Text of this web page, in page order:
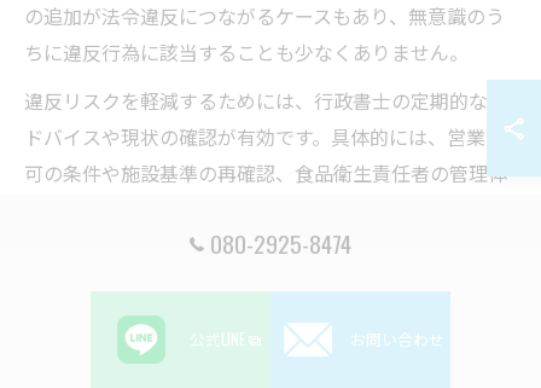
の追加が法令違反につながるケースもあり、無意識のう
ちに違反行為に該当することも少なくありません。
違反リスクを軽減するためには、行政書士の定期的なア
ドバイスや現状の確認が有効です。具体的には、営業許
可の条件や施設基準の再確認、食品衛生責任者の管理体
取ります。行政書士と連携することで、営業停止や罰則
て事業を継続できます。
080-2925-8474
公式LINE お問い合わせ